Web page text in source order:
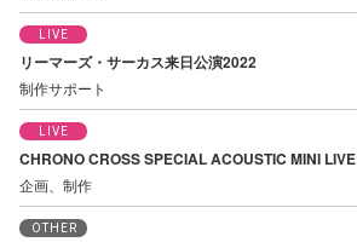
LIVE
リーマーズ・サーカス来日公演2022
制作サポート
LIVE
CHRONO CROSS SPECIAL ACOUSTIC MINI LIVE
企画、制作
OTHER